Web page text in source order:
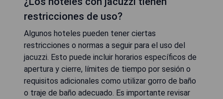
restricciones de uso?
Algunos hoteles pueden tener ciertas
restricciones o normas a seguir para el uso del
jacuzzi. Esto puede incluir horarios específicos de
apertura y cierre, límites de tiempo por sesión o
requisitos adicionales como utilizar gorro de baño
o traje de baño adecuado. Es importante revisar